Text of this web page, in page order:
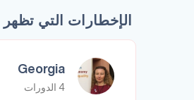
الإخطارات التي
Georgia
4 الدورات